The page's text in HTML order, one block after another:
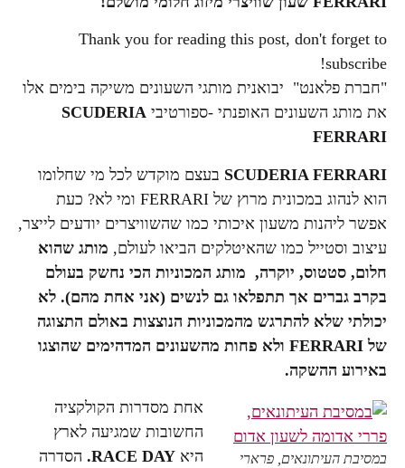
Thank you for reading this post, don't forget to
subscribe!
"חברת פלאנט" יבואנית מותגי השעונים משיקה בימים אלו
את מותג השעונים האופנתי -ספורטיבי SCUDERIA
FERRARI
SCUDERIA FERRARI בעצם מוקדש לכל מי שחלומו
הוא לנהוג במכונית מרוץ של FERRARI ומי לא? כעת
אפשר ליהנות משעון איכותי כמו שהשוויצרים יודעים לייצר,
עיצוב וסטייל כמו שהאיטלקים הביאו לעולם, מותג שהוא
חלום, סטטוס, יוקרה, מותג המכוניות הכי נחשק בעולם
בקרב גברים אך תתפלאו גם לנשים (אני אחת מהם). לא
יכולתי שלא להתרגש מהמכוניות הנוצצות באולם התצוגה
של FERRARI ולא פחות מהשעונים המדהימים שהוצגו
באירוע ההשקה.
במסיבת העיתונאים, פרארי
אחת מסדרות הקולקציה
החשובות שמגיעה לארץ
היא RACE DAY. הסדרה